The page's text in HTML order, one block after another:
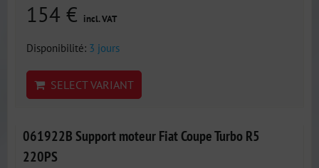
154 € incl. VAT
Disponibilité: 3 jours
SELECT VARIANT
061922B Support moteur Fiat Coupe Turbo R5
220PS